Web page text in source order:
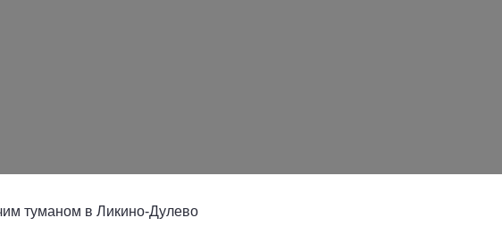
туманом в Ликино-Дулево